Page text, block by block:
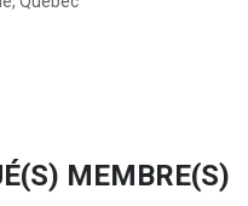
MEMBRE(S)